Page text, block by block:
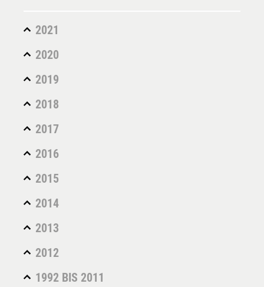
2021
2020
2019
2018
2017
2016
2015
2014
2013
2012
1992 BIS 2011